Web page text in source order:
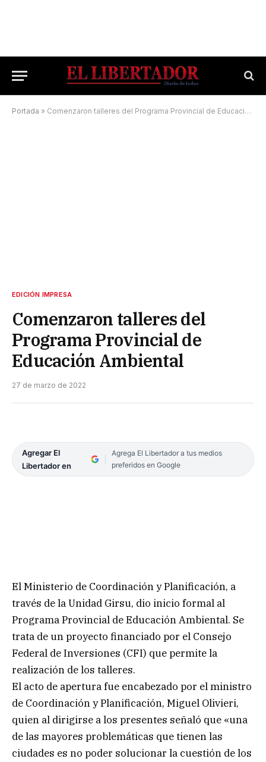
Portada » Comenzaron talleres del Programa Provincial de Educación Ambiental
EDICIÓN IMPRESA
Comenzaron talleres del
Programa Provincial de
Educación Ambiental
27 de marzo de 2022
Agregar El
Libertador en
Agrega El Libertador a tus medios
preferidos en Google
El Ministerio de Coordinación y Planificación, a
través de la Unidad Girsu, dio inicio formal al
Programa Provincial de Educación Ambiental. Se
trata de un proyecto financiado por el Consejo
Federal de Inversiones (CFI) que permite la
realización de los talleres.
El acto de apertura fue encabezado por el ministro
de Coordinación y Planificación, Miguel Olivieri,
quien al dirigirse a los presentes señaló que «una
de las mayores problemáticas que tienen las
ciudades es no poder solucionar la cuestión de los